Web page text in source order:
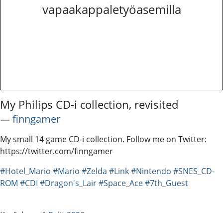
vapaakappaletyöasemilla
My Philips CD-i collection, revisited
―finngamer
My small 14 game CD-i collection. Follow me on Twitter:
https://twitter.com/finngamer
#Hotel_Mario #Mario #Zelda #Link#Nintendo #SNES_CD-
ROM #CDI #Dragon's_Lair#Space_Ace#7th_Guest